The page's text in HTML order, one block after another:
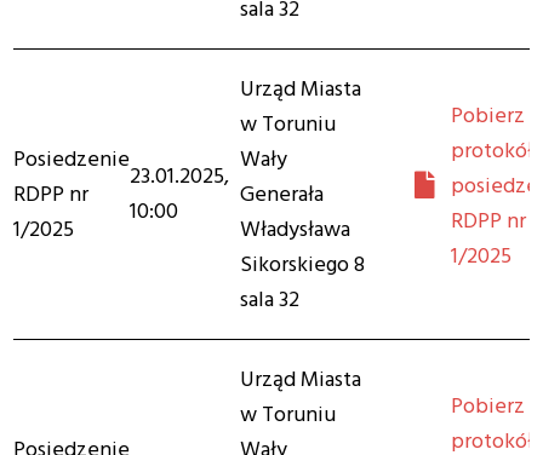
sala 32
Posiedzenie
RDPP nr
1/2025
23.01.2025,
10:00
Urząd Miasta
w Toruniu
Wały
Generała
Władysława
Sikorskiego 8
sala 32
Pobierz
protokół
RDPP nr
1/2025
Urząd Miasta
w Toruniu
Pobierz
protokół